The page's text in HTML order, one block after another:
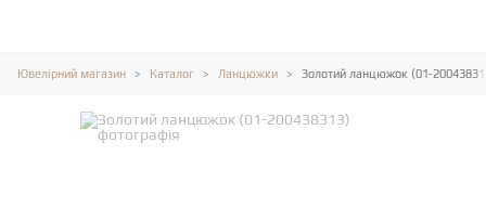
Ювелірний магазин Каталог Ланцюжки Золотий ланцюжок (01-